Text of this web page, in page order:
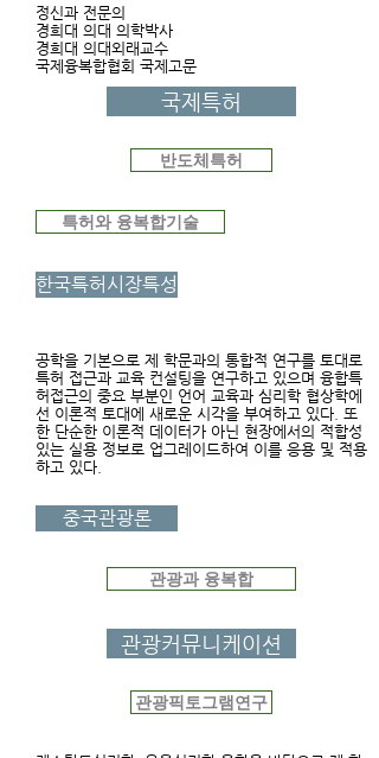
정신과 전문의
경희대 의대 의학박사
​경희대 의대외래교수
국제융복합협회 국제고문
국제특허
반도체특허
특허와 융복합기술
한국특허시장특성
공학을 기본으로 제 학문과의 통합적 연구를 토대로
특허 접근과 교육 컨설팅을 연구하고 있으며 융합특
허접근의 중요 부분인 언어 교육과 심리학 협상학에
선 이론적 토대에 새로운 시각을 부여하고 있다. 또
한 단순한 이론적 데이터가 아닌 현장에서의 적합성
있는 실용 정보로 업그레이드하여 이를 응용 및 적용
하고 있다.
중국관광론
관광과 융복합
관광커뮤니케이션
관광픽토그램연구